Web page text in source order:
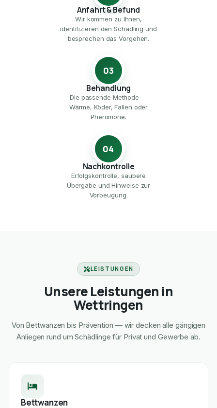
Anfahrt & Befund
Wir kommen zu Ihnen,
identifizieren den Schädling und
besprechen das Vorgehen.
03
Behandlung
Die passende Methode —
Wärme, Köder, Fallen oder
Pheromone.
04
Nachkontrolle
Erfolgskontrolle, saubere
Übergabe und Hinweise zur
Vorbeugung.
LEISTUNGEN
Unsere Leistungen in
Wettringen
Von Bettwanzen bis Prävention — wir decken alle gängigen
Anliegen rund um Schädlinge für Privat und Gewerbe ab.
Bettwanzen